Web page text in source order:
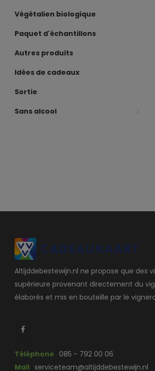
Végétalien biologique
Paquet d'échantillons
Autres produits
Idées de cadeaux
Sortie
Sans alcool
Altijddebestewijn.nl ne propose que des
supérieure provenant directement du
élaborés et mis en bouteille par le
Téléphone 085 - 792 00 06
Mail serviceteam@altijddebestewijn.nl